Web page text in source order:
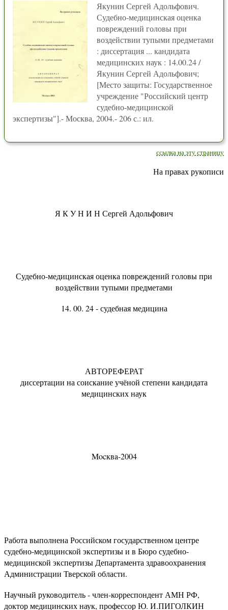
Якунин Сергей Адольфович.
Судебно-медицинская оценка
повреждений головы при
воздействии тупыми предметами
: диссертация ... кандидата
медицинских наук : 14.00.24 /
Якунин Сергей Адольфович;
[Место защиты: Государственное
учреждение "Российский центр
судебно-медицинской
экспертизы"].- Москва, 2004.- 206 с.: ил.
ссылка на эту страницу
На правах рукописи
Я К У Н И Н Сергей Адольфович
Судебно-медицинская оценка повреждений головы при
воздействии тупыми предметами
14. 00. 24 - судебная медицина
АВТОРЕФЕРАТ
диссертации на соискание учёной степени кандидата
медицинских наук
Mocквa-2004
Работа выполнена Российском государственном центре
судебно-медицинской экспертизы и в Бюро судебно-
медицинской экспертизы Департамента здравоохранения
Администрации Тверской области.
Научный руководитель - член-корреспондент АМН РФ,
доктор медицинских наук, профессор Ю. И.ПИГОЛКИН